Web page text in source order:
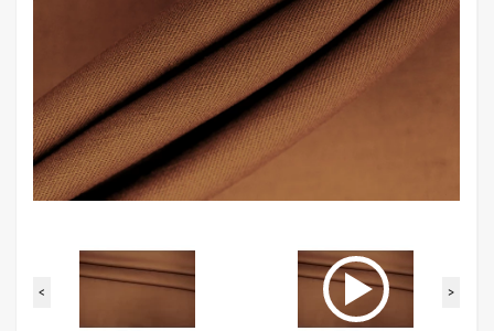
< >